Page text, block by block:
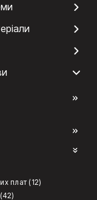
плат (12)